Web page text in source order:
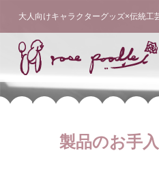
大人向けキャラクターグッズ×伝統工
製品のお手